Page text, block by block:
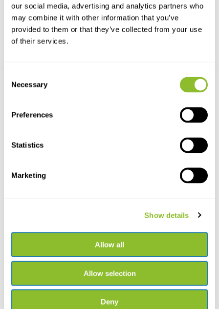
our social media, advertising and analytics partners who
may combine it with other information that you’ve
provided to them or that they’ve collected from your use
of their services.
Selection
Necessary
Preferences
Statistics
Marketing
Show details
Allow all
Allow selection
Deny
€2,61 €4,57
Spezielle Etikettennadeln -